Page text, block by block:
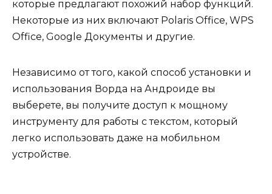
которые предлагают похожий набор функций.
Некоторые из них включают Polaris Office, WPS
Office, Google Документы и другие.
Независимо от того, какой способ установки и
использования Ворда на Андроиде вы
выберете, вы получите доступ к мощному
инструменту для работы с текстом, который
легко использовать даже на мобильном
устройстве.